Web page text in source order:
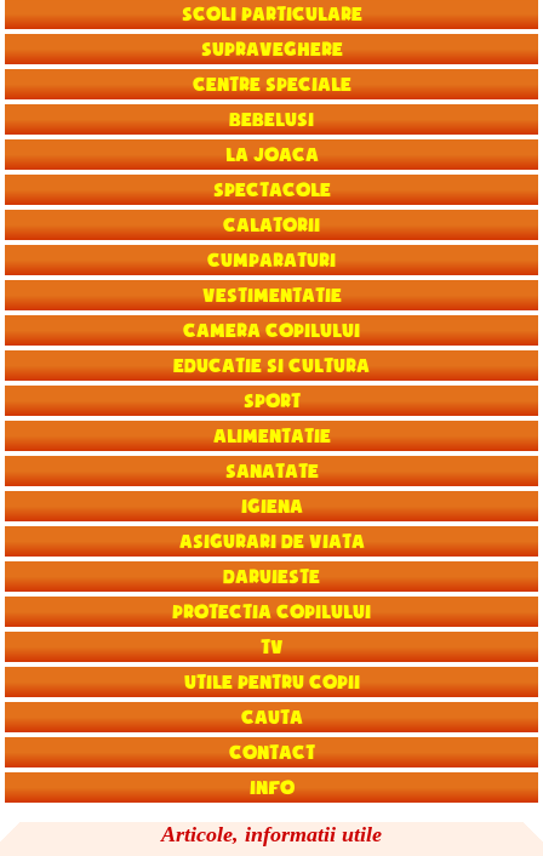
Scoli particulare
Supraveghere
Centre speciale
Bebelusi
La joaca
Spectacole
Calatorii
Cumparaturi
Vestimentatie
Camera copilului
Educatie si Cultura
Sport
Alimentatie
Sanatate
Igiena
Asigurari de viata
Daruieste
Protectia copilului
TV
Utile pentru copii
Cauta
Contact
Info
Articole, informatii utile